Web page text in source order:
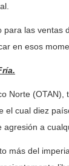
las ventas
en esos
(OTAN),
cual diez
a
del